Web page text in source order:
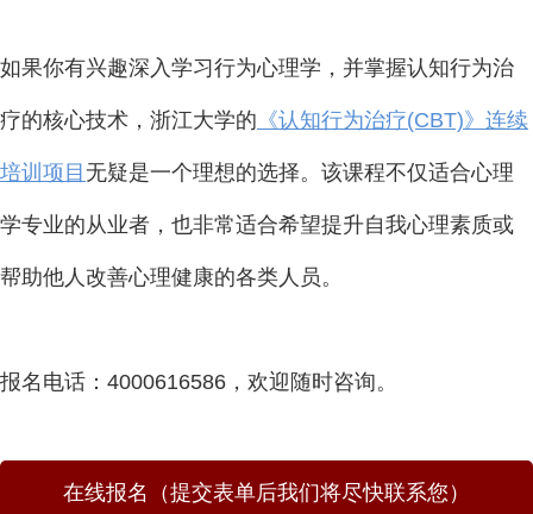
如果你有兴趣深入学习行为心理学，并掌握认知行为治
疗的核心技术，浙江大学的 《认知行为治疗(CBT)》连续
培训项目 无疑是一个理想的选择。该课程不仅适合心理
学专业的从业者，也非常适合希望提升自我心理素质或
帮助他人改善心理健康的各类人员。
报名电话：4000616586，欢迎随时咨询。
在线报名（提交表单后我们将尽快联系您）